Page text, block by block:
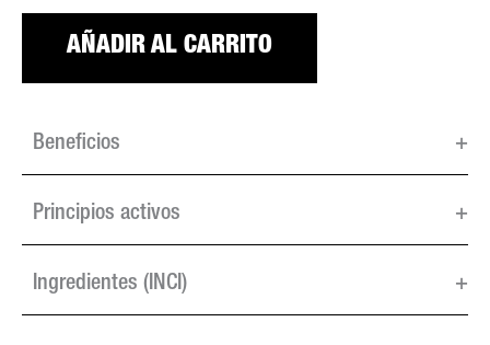
AÑADIR AL CARRITO
Beneficios +
Principios activos +
Ingredientes (INCI) +